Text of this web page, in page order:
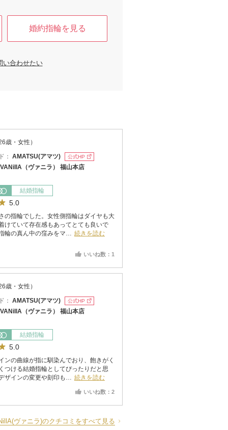
婚約指輪を見る
い合わせたい
歳・女性）
： AMATSU(アマツ) 公式HP
VANillA（ヴァニラ） 福山本店
結婚指輪
5.0
の指輪でした。女性側指輪はダイヤも大
けていて存在感もあってとても良いで
輪の真ん中の窪みをマ… 続きを読む
いいね数：1
歳・女性）
： AMATSU(アマツ) 公式HP
VANillA（ヴァニラ） 福山本店
結婚指輪
5.0
ンの曲線が指に馴染んでおり、飽きがく
つける結婚指輪としてぴったりだと思
ザインの変更や刻印も… 続きを読む
いいね数：2
ヴァニラ)のクチコミをすべて見る